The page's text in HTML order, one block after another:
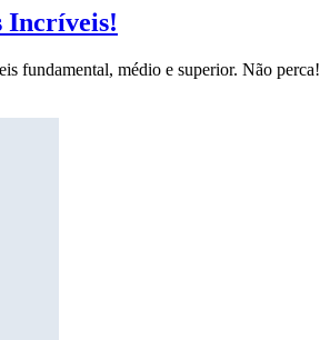
Incríveis!
fundamental, médio e superior. Não perca!